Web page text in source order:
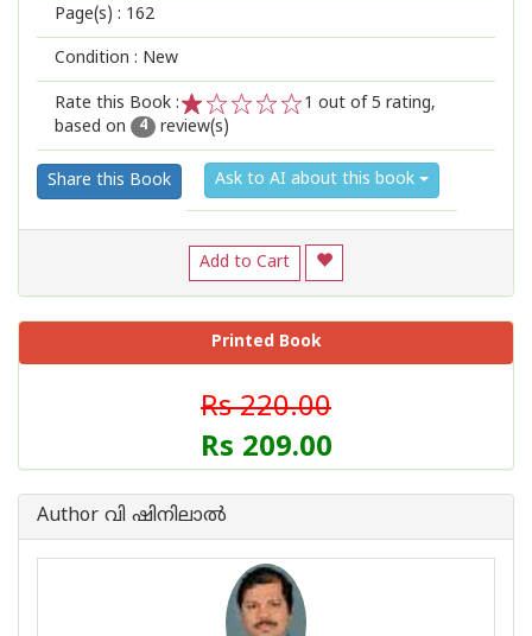
Page(s) : 162
Condition : New
Rate this Book :
2
1
1 out of 5 rating,
based on
4 review(s)
Share this Book Ask to AI about this book
Add to Cart
Printed Book
Rs 220.00
Rs 209.00
Author വി ഷിനിലാല്‍